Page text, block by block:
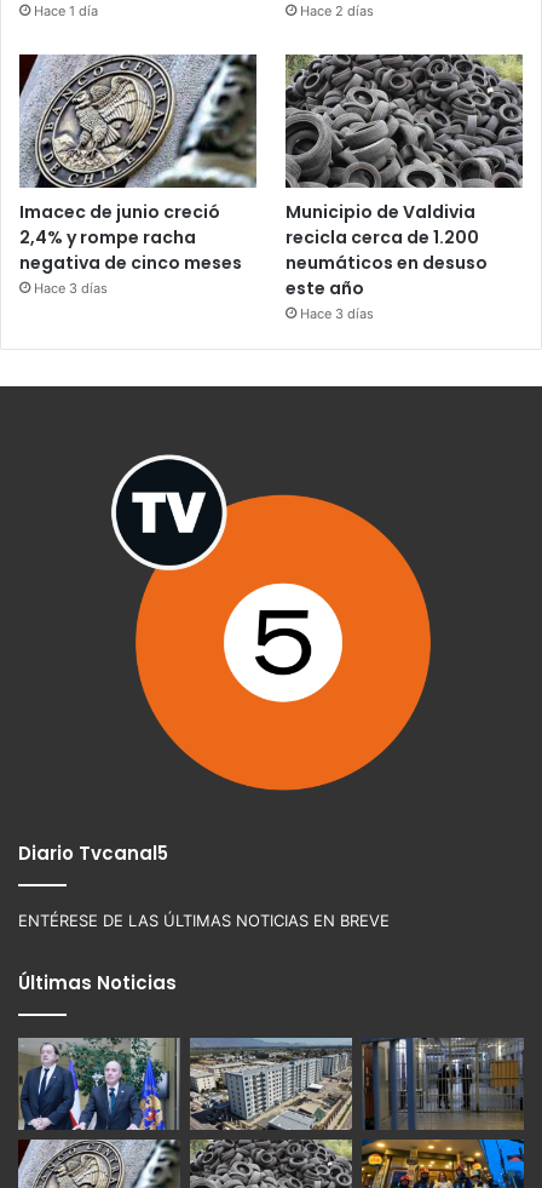
Hace 1 día Hace 2 días
Imacec de junio creció
2,4% y rompe racha
negativa de cinco meses
Hace 3 días
Municipio de Valdivia
recicla cerca de 1.200
neumáticos en desuso
este año
Hace 3 días
Diario Tvcanal5
ENTÉRESE DE LAS ÚLTIMAS NOTICIAS EN BREVE
Últimas Noticias